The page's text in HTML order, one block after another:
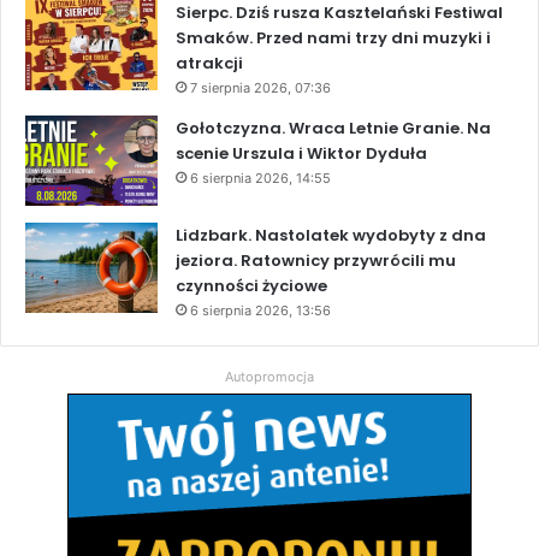
Sierpc. Dziś rusza Kasztelański Festiwal
Smaków. Przed nami trzy dni muzyki i
atrakcji
7 sierpnia 2026, 07:36
Gołotczyzna. Wraca Letnie Granie. Na
scenie Urszula i Wiktor Dyduła
6 sierpnia 2026, 14:55
Lidzbark. Nastolatek wydobyty z dna
jeziora. Ratownicy przywrócili mu
czynności życiowe
6 sierpnia 2026, 13:56
Autopromocja